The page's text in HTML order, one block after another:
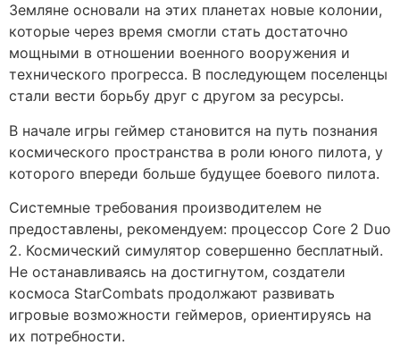
Земляне основали на этих планетах новые колонии,
которые через время смогли стать достаточно
мощными в отношении военного вооружения и
технического прогресса. В последующем поселенцы
стали вести борьбу друг с другом за ресурсы.
В начале игры геймер становится на путь познания
космического пространства в роли юного пилота, у
которого впереди больше будущее боевого пилота.
Системные требования производителем не
предоставлены, рекомендуем: процессор Core 2 Duo
2. Космический симулятор совершенно бесплатный.
Не останавливаясь на достигнутом, создатели
космоса StarCombats продолжают развивать
игровые возможности геймеров, ориентируясь на
их потребности.